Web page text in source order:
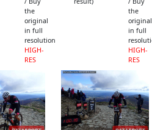
the
original
in full
resolution
HIGH-
RES
the
original
in full
HIGH-
RES